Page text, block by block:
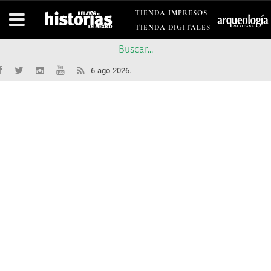
TIENDA IMPRESOS
TIENDA DIGITALES
6-ago-2026.